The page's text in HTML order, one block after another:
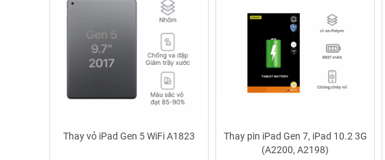
Thay vỏ iPad Gen 5 WiFi A1823
Thay pin iPad Gen 7, iPad 10.2 3G
(A2200, A2198)